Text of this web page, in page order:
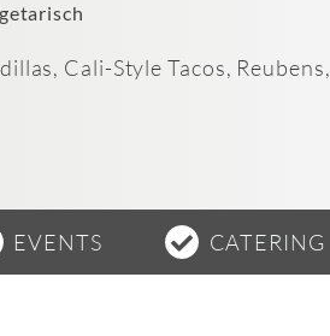
Cali-Style Tacos, Reubens,
EVENTS CATERING